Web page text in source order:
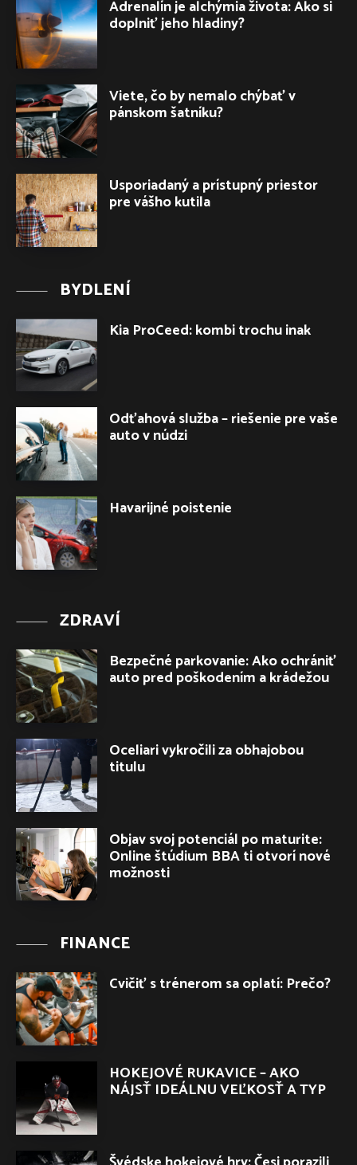
Adrenalín je alchýmia života: Ako si
doplniť jeho hladiny?
Viete, čo by nemalo chýbať v
pánskom šatníku?
Usporiadaný a prístupný priestor
pre vášho kutila
BYDLENÍ
Kia ProCeed: kombi trochu inak
Odťahová služba – riešenie pre vaše
auto v núdzi
Havarijné poistenie
ZDRAVÍ
Bezpečné parkovanie: Ako ochrániť
auto pred poškodením a krádežou
Oceliari vykročili za obhajobou
titulu
Objav svoj potenciál po maturite:
Online štúdium BBA ti otvorí nové
možnosti
FINANCE
Cvičiť s trénerom sa oplatí: Prečo?
HOKEJOVÉ RUKAVICE – AKO
NÁJSŤ IDEÁLNU VEĽKOSŤ A TYP